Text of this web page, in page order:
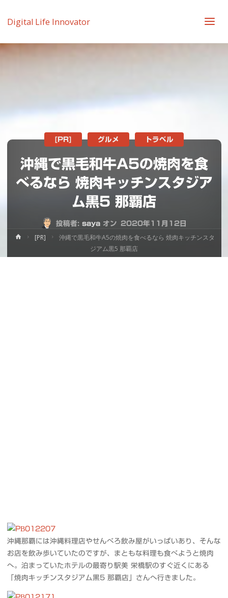
Digital Life Innovator
沖縄で黒毛和牛A5の焼肉を食
べるなら 焼肉キッチンスタジア
ム黒5 那覇店
投稿者: saya オン 2020年11月12日
[PR] グルメ トラベル
ホ
ム
[PR]
沖縄で黒毛和牛A5の焼肉を食べるなら 焼肉キッチンスタ
ジアム黒5 那覇店
沖縄那覇には沖縄料理店やせんべろ飲み屋がいっぱいあり、そんな
お店を飲み歩いていたのですが、まともな料理も食べようと焼肉
へ。泊まっていたホテルの最寄り駅美 栄橋駅のすぐ近くにある
「焼肉キッチンスタジアム黒5 那覇店」さんへ行きました。